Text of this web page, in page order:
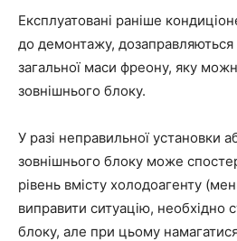
Експлуатовані раніше
до демонтажу, дозаправляються
загальної маси фреону, яку
зовнішнього блоку.
У разі неправильної установки
зовнішнього блоку може
рівень вмісту холодоагенту
виправити ситуацію, необхідно
блоку, але при цьому